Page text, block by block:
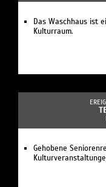
Das Waschhaus ist
Kulturraum.
Gehobene